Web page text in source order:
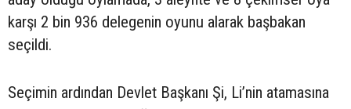
karşı 2 bin 936 delegenin oyunu alarak başbakan
seçildi.
Seçimin ardından Devlet Başkanı Şi, Li’nin atamasına